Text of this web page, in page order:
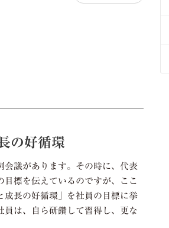
の好循環
会議があります。その時に、代表
目標を伝えているのですが、ここ
成長の好循環」を社員の目標に挙
員は、自ら研鑽して習得し、更な